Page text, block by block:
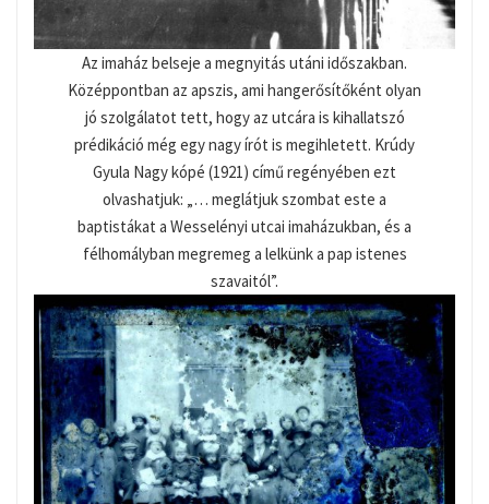
Az imaház belseje a megnyitás utáni időszakban.
Középpontban az apszis, ami hangerősítőként olyan
jó szolgálatot tett, hogy az utcára is kihallatszó
prédikáció még egy nagy írót is megihletett. Krúdy
Gyula Nagy kópé (1921) című regényében ezt
olvashatjuk: „… meglátjuk szombat este a
baptistákat a Wesselényi utcai imaházukban, és a
félhomályban megremeg a lelkünk a pap istenes
szavaitól”.